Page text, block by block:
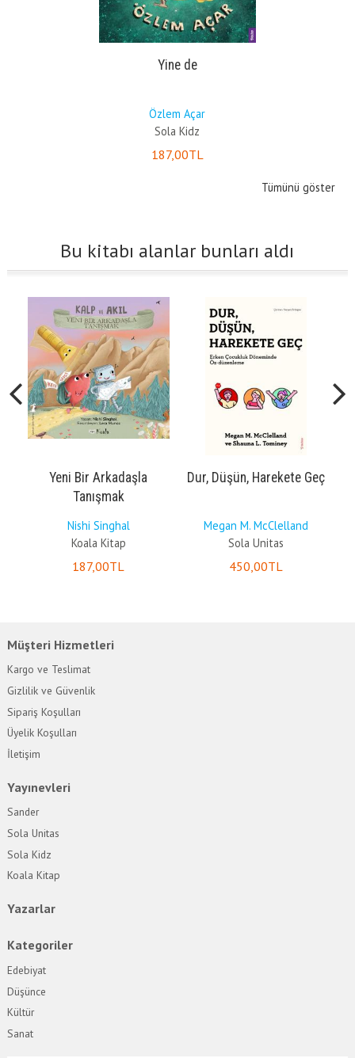
Yine de
Özlem Açar
Sola Kidz
187,00TL
Tümünü göster
Bu kitabı alanlar bunları aldı
Yeni Bir Arkadaşla
Tanışmak
Nishi Singhal
Koala Kitap
187,00TL
Dur, Düşün, Harekete Geç
Megan M. McClelland
Sola Unitas
450,00TL
Müşteri Hizmetleri
Kargo ve Teslimat
Gizlilik ve Güvenlik
Sipariş Koşulları
Üyelik Koşulları
İletişim
Yayınevleri
Sander
Sola Unitas
Sola Kidz
Koala Kitap
Yazarlar
Kategoriler
Edebiyat
Düşünce
Kültür
Sanat